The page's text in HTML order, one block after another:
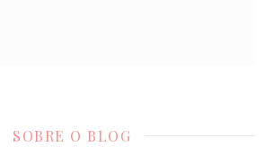
SOBRE O BLOG